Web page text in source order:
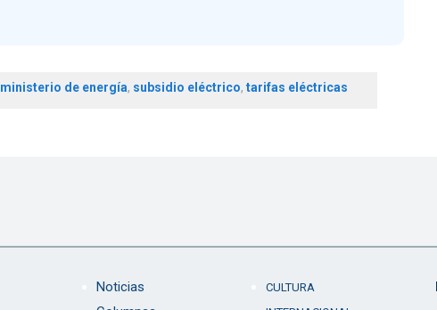
ministerio de energía, subsidio eléctrico, tarifas eléctricas
Noticias
CULTURA